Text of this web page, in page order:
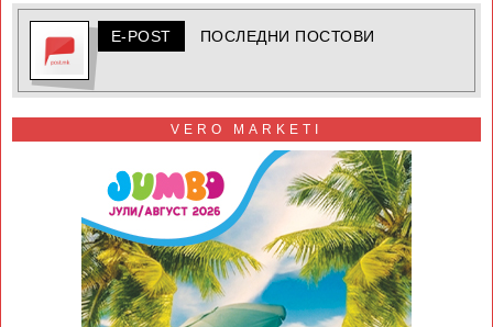
E-POST ПОСЛЕДНИ ПОСТОВИ
VERO MARKETI